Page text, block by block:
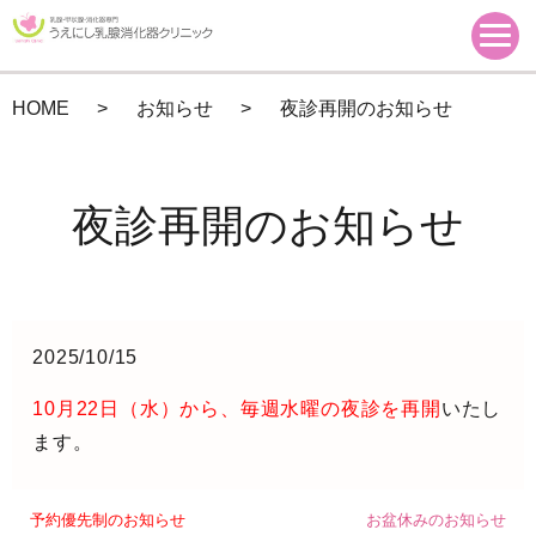
HOME お知らせ 夜診再開のお知らせ
夜診再開のお知らせ
2025/10/15
10月22日（水）から、毎週水曜の夜診を再開 いたし
ます。
予約優先制のお知らせ お盆休みのお知らせ